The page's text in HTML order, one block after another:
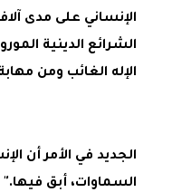
الإنساني على مدى
الشرائع الدينية
الإله الغائب ومن
الجديد في الأمر أن
السماوات، أبق فيها."